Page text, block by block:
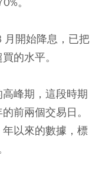
月開始降息，已把
的水平。
峰期，這段時期
前兩個交易日。
以來的數據，標